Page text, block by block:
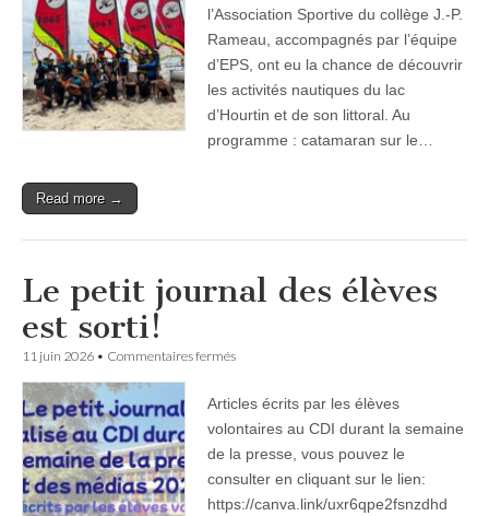
l’Association Sportive du collège J.-P.
Rameau, accompagnés par l’équipe
d’EPS, ont eu la chance de découvrir
les activités nautiques du lac
d’Hourtin et de son littoral. Au
programme : catamaran sur le…
Read more →
Le petit journal des élèves
est sorti!
11 juin 2026 • Commentaires ferméssur
journal
des
est
sorti!
Articles écrits par les élèves
volontaires au CDI durant la semaine
de la presse, vous pouvez le
consulter en cliquant sur le lien:
https://canva.link/uxr6qpe2fsnzdhd